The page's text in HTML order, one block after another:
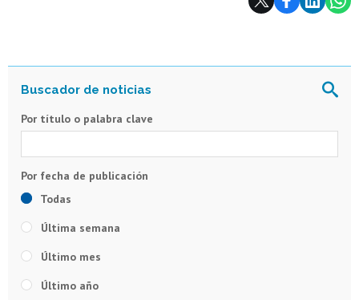
Por título o palabra clave
Todas
Última semana
Último mes
Último año